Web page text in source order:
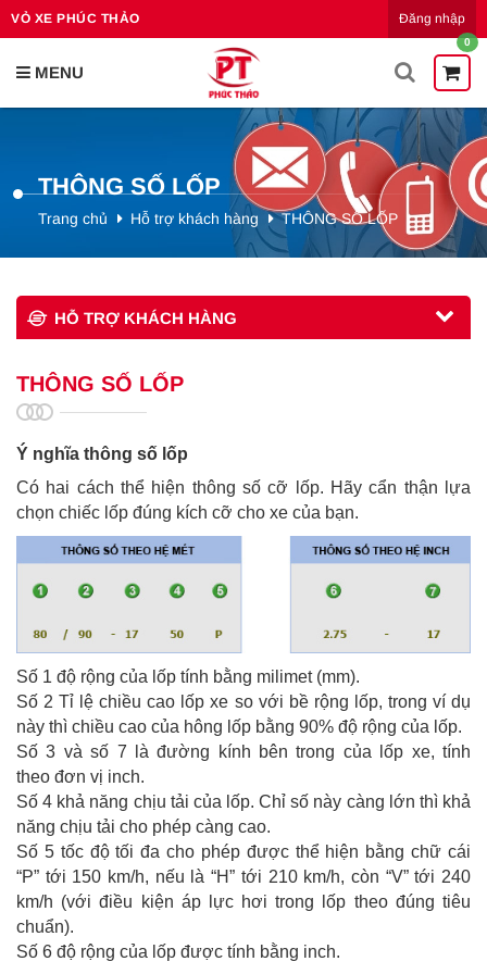
VỎ XE PHÚC THẢO Đăng nhập
0
THÔNG SỐ LỐP
Trang chủ Hỗ trợ khách hàng THÔNG SỐ LỐP
HỖ TRỢ KHÁCH HÀNG
THÔNG SỐ LỐP
Ý nghĩa thông số lốp
Có hai cách thể hiện thông số cỡ lốp. Hãy cẩn thận lựa
chọn chiếc lốp đúng kích cỡ cho xe của bạn.
Số 1 độ rộng của lốp tính bằng milimet (mm).
Số 2 Tỉ lệ chiều cao lốp xe so với bề rộng lốp, trong ví dụ
này thì chiều cao của hông lốp bằng 90% độ rộng của lốp.
Số 3 và số 7 là đường kính bên trong của lốp xe, tính
theo đơn vị inch.
Số 4 khả năng chịu tải của lốp. Chỉ số này càng lớn thì khả
năng chịu tải cho phép càng cao.
Số 5 tốc độ tối đa cho phép được thể hiện bằng chữ cái
“P” tới 150 km/h, nếu là “H” tới 210 km/h, còn “V” tới 240
km/h (với điều kiện áp lực hơi trong lốp theo đúng tiêu
chuẩn).
Số 6 độ rộng của lốp được tính bằng inch.